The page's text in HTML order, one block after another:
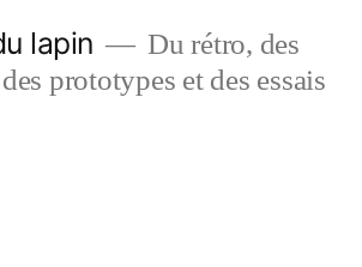
lapin
Du rétro, des
prototypes et des essais